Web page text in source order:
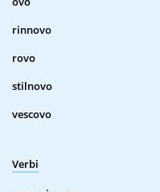
rinnovo
rovo
stilnovo
vescovo
Verbi